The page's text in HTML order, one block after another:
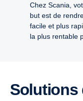
Chez Scania,
but est de
facile et plus
la plus rentable